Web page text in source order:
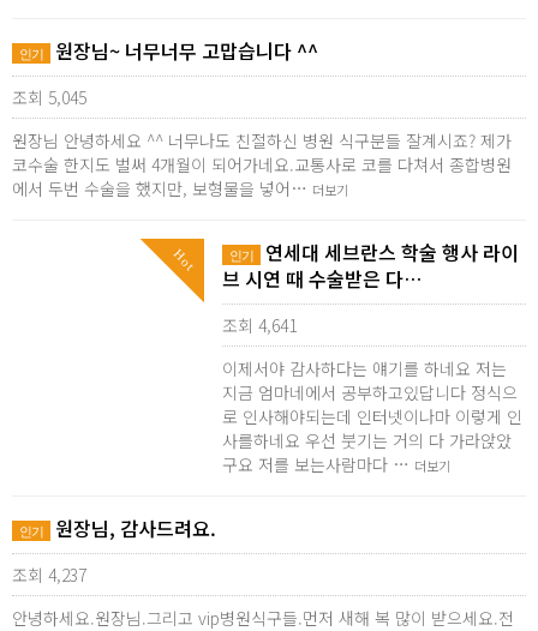
인기 원장님~ 너무너무 고맙습니다 ^^
조회 5,045
원장님 안녕하세요 ^^ 너무나도 친절하신 병원 식구분들 잘계시죠? 제가
코수술 한지도 벌써 4개월이 되어가네요.교통사로 코를 다쳐서 종합병원
에서 두번 수술을 했지만, 보형물을 넣어… 더보기
Hot 인기
연세대 세브란스 학술 행사 라이
브 시연 때 수술받은 다…
조회 4,641
이제서야 감사하다는 얘기를 하네요 저는
지금 엄마네에서 공부하고있답니다 정식으
로 인사해야되는데 인터넷이나마 이렇게 인
사를하네요 우선 붓기는 거의 다 가라앉았
구요 저를 보는사람마다 … 더보기
인기 원장님, 감사드려요.
조회 4,237
안녕하세요.원장님.그리고 vip병원식구들.먼저 새해 복 많이 받으세요.전